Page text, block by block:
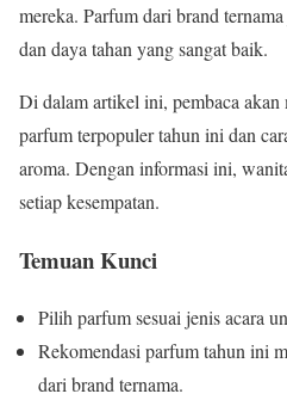
mereka. Parfum dari brand
dan daya tahan yang sangat baik.
Di dalam artikel ini, pembaca akan
parfum terpopuler tahun ini dan
aroma. Dengan informasi ini,
setiap kesempatan.
Temuan Kunci
Pilih parfum sesuai jenis acara
Rekomendasi parfum tahun ini
dari brand ternama.